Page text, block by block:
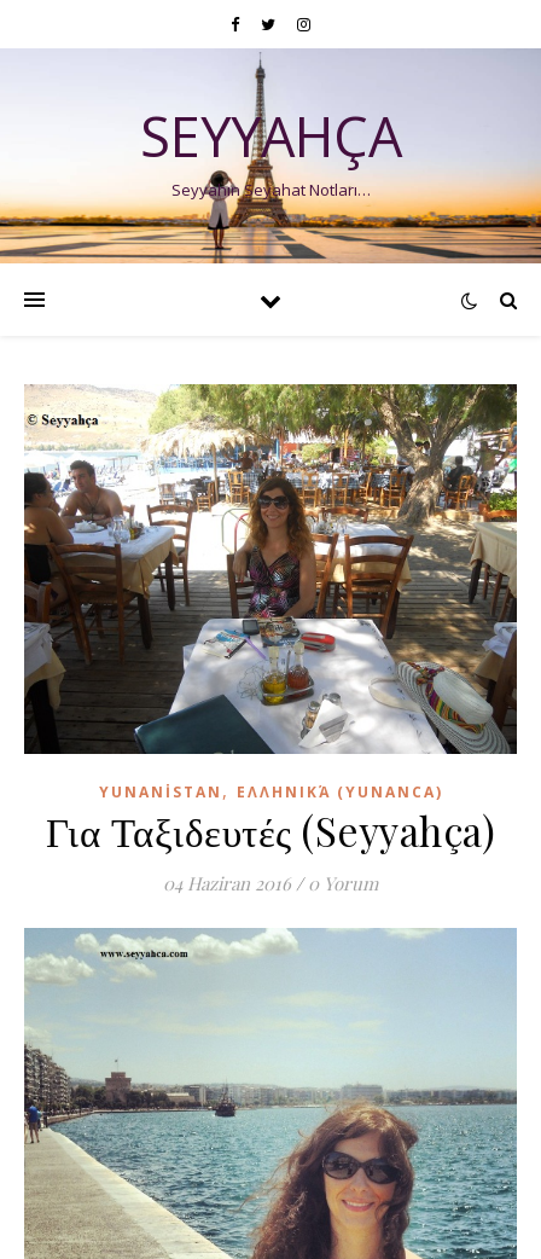
SEYYAHÇA
Seyyahın Seyahat Notları…
YUNANISTAN , ΕΛΛΗΝΙΚΆ (YUNANCA)
Για Ταξιδευτές (Seyyahça)
04 Haziran 2016 / 0 Yorum